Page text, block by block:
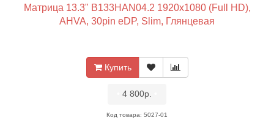
Матрица 13.3" B133HAN04.2 1920x1080 (Full HD),
AHVA, 30pin eDP, Slim, Глянцевая
Купить
4 800р.
Код товара: 5027-01